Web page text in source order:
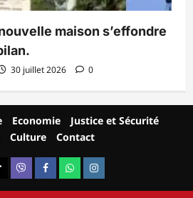
maison s’effondre
30 juillet 2026 0
Economie
Justice et Sécurité
Culture Contact
Viber FacebookWhatsAppInstagram